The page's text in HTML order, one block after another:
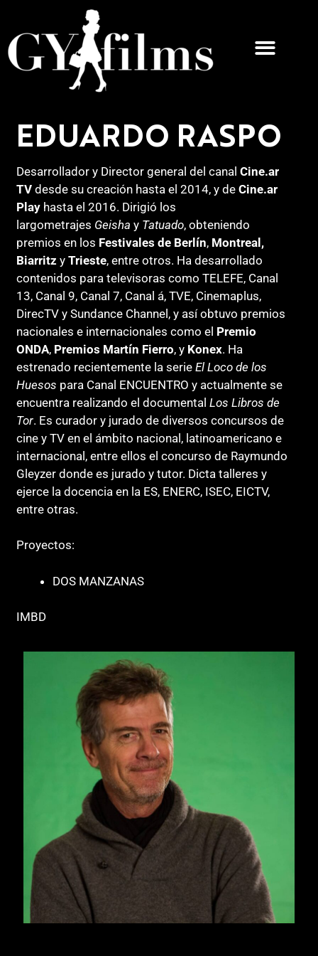
EDUARDO RASPO
Desarrollador y Director general del canal Cine.ar
TVdesde su creación hasta el 2014, y de Cine.ar
Playhasta el 2016. Dirigió los
largometrajes Geisha y Tatuado, obteniendo
premios en los Festivales de Berlín, Montreal,
Biarritz yTrieste, entre otros. Ha desarrollado
contenidos para televisoras como TELEFE, Canal
13, Canal 9, Canal 7, Canal á, TVE, Cinemaplus,
DirecTV y Sundance Channel, y así obtuvo premios
nacionales e internacionales como el Premio
ONDA, Premios Martín Fierro, y Konex. Ha
estrenado recientemente la serie El Loco de los
Huesos para Canal ENCUENTRO y actualmente se
encuentra realizando el documental Los Libros de
Tor. Es curador y jurado de diversos concursos de
cine y TV en el ámbito nacional, latinoamericano e
internacional, entre ellos el concurso de Raymundo
Gleyzer donde es jurado y tutor. Dicta talleres y
ejerce la docencia en la ES, ENERC, ISEC, EICTV,
entre otras.
Proyectos:
DOS MANZANAS
IMBD